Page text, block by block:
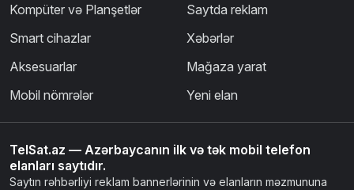
Kompüter və Planşetlər
Smart cihazlar
Aksesuarlar
Mobil nömrələr
Saytda reklam
Xəbərlər
Mağaza yarat
Yeni elan
TelSat.az — Azərbaycanın ilk və tək mobil telefon
elanları saytıdır.
Saytın rəhbərliyi reklam bannerlərinin və elanların məzmununa